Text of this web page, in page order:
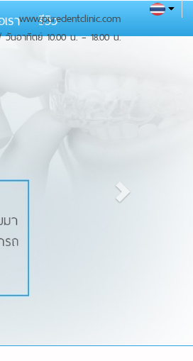
รา รีวิว
www.puredentclinic.com
นอาทิตย์ 10.00 น. – 18.00 น.